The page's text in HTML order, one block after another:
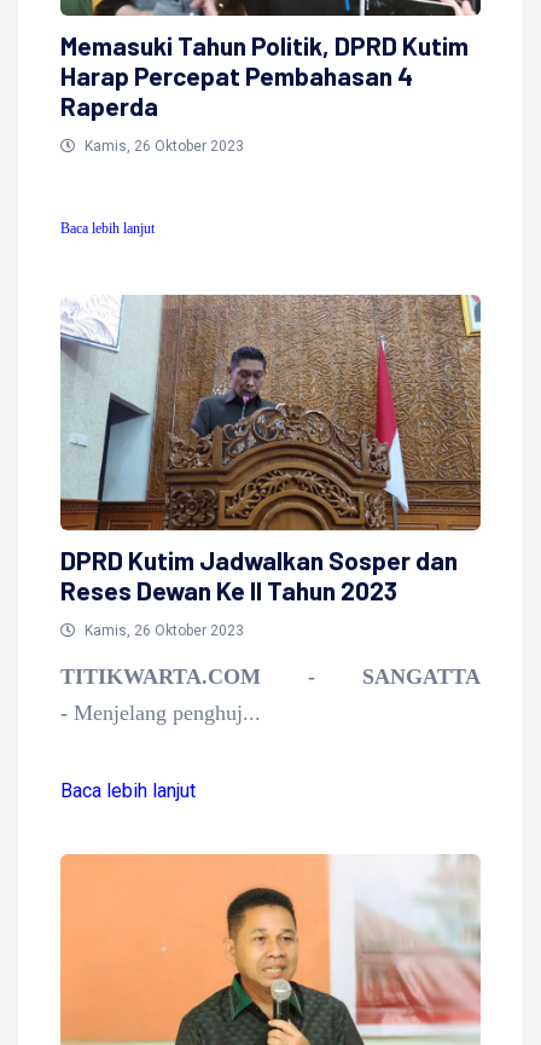
Memasuki Tahun Politik, DPRD Kutim
Harap Percepat Pembahasan 4
Raperda
Kamis, 26 Oktober 2023
Baca lebih lanjut
DPRD Kutim Jadwalkan Sosper dan
Reses Dewan Ke II Tahun 2023
Kamis, 26 Oktober 2023
TITIKWARTA.COM - SANGATTA
- Menjelang penghuj...
Baca lebih lanjut